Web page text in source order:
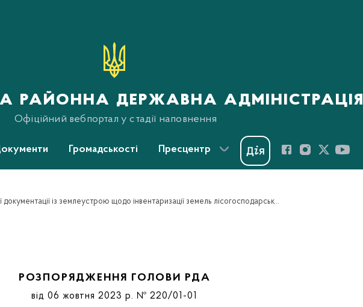
районна державна адміністрація
Офіційний вебпортал у стадії наповнення
Громадськості Пресцентр
Про надання дозволу на розроблення технічної документації із землеустрою щодо інвентаризації земель лісогосподарського призначення на території Тернопільського району
РОЗПОРЯДЖЕННЯ ГОЛОВИ РДА
від 06 жовтня 2023 р. № 220/01-01